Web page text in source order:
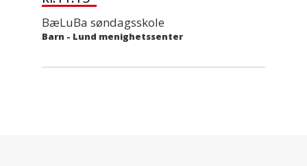
BæLuBa søndagsskole
Barn - Lund menighetssenter